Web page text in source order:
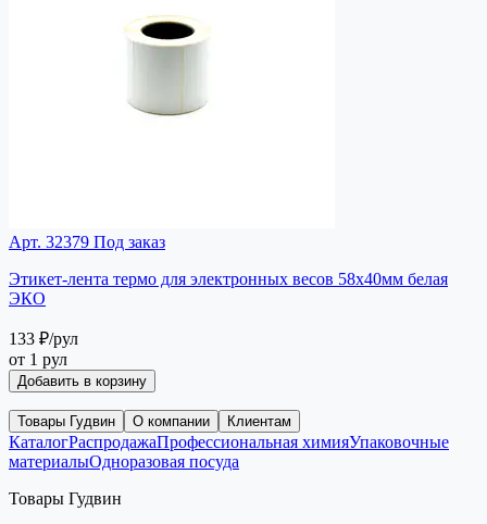
Арт. 32379 Под заказ
Этикет-лента термо для электронных весов 58х40мм белая
ЭКО
133 ₽/рул
от 1 рул
Добавить в корзину
Товары Гудвин О компании Клиентам
КаталогРаспродажаПрофессиональная химияУпаковочные
материалыОдноразовая посуда
Товары Гудвин